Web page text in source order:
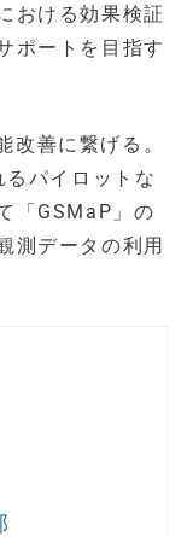
おける効果検証
ポートを目指す
改善に繋げる。
パイロットな
「GSMaP」の
測データの利用